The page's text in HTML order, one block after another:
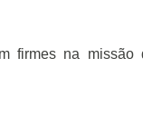
firmes na missão